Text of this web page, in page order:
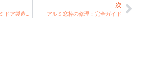
次
アルミ窓枠の修理：完全ガイド